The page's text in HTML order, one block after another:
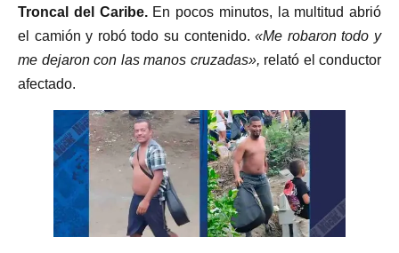
Troncal del Caribe.En pocos minutos, la multitud abrió
el camión y robó todo su contenido.«Me robaron todo y
me dejaron con las manos cruzadas», relató el conductor
afectado.